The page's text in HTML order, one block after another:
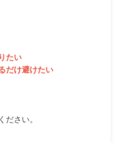
たい
だけ避けたい
ださい。